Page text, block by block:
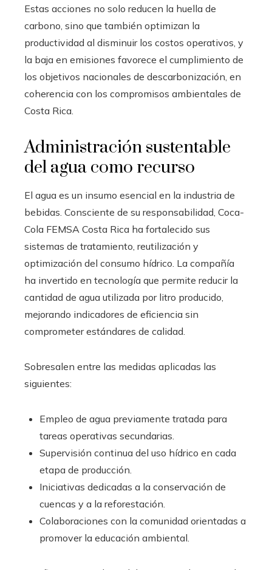
Estas acciones no solo reducen la huella de
carbono, sino que también optimizan la
productividad al disminuir los costos operativos, y
la baja en emisiones favorece el cumplimiento de
los objetivos nacionales de descarbonización, en
coherencia con los compromisos ambientales de
Costa Rica.
Administración sustentable
del agua como recurso
El agua es un insumo esencial en la industria de
bebidas. Consciente de su responsabilidad, Coca-
Cola FEMSA Costa Rica ha fortalecido sus
sistemas de tratamiento, reutilización y
optimización del consumo hídrico. La compañía
ha invertido en tecnología que permite reducir la
cantidad de agua utilizada por litro producido,
mejorando indicadores de eficiencia sin
comprometer estándares de calidad.
Sobresalen entre las medidas aplicadas las
siguientes:
Empleo de agua previamente tratada para
tareas operativas secundarias.
Supervisión continua del uso hídrico en cada
etapa de producción.
Iniciativas dedicadas a la conservación de
cuencas y a la reforestación.
Colaboraciones con la comunidad orientadas a
promover la educación ambiental.